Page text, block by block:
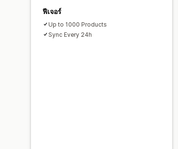
ฟีเจอร์
Up to 1000 Products
Sync Every 24h